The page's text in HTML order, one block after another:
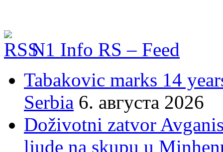
N1 Info RS – Feed
Tabakovic marks 14
Serbia 6. августа 2026
Doživotni zatvor
ljude na skupu u